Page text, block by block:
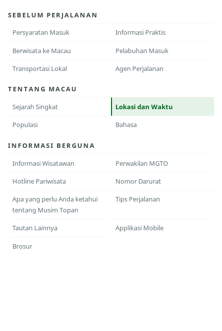
SEBELUM PERJALANAN
Persyaratan Masuk
Informasi Praktis
Berwisata ke Macau Pelabuhan Masuk
Transportasi Lokal Agen Perjalanan
TENTANG MACAU
Sejarah Singkat
Lokasi dan Waktu
Populasi Bahasa
INFORMASI BERGUNA
Informasi Wisatawan
Perwakilan MGTO
Hotline Pariwisata Nomor Darurat
Apa yang perlu Anda ketahui
tentang Musim Topan
Tips Perjalanan
Tautan Lainnya Applikasi Mobile
Brosur